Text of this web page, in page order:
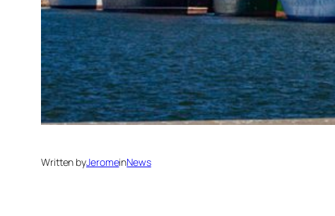
Written byJeromeinNews